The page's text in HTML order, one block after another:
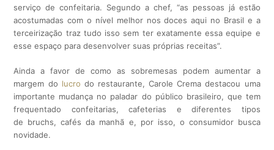
serviço de confeitaria. Segundo a chef, “as pessoas já estão
acostumadas com o nível melhor nos doces aqui no Brasil e a
terceirização traz tudo isso sem ter exatamente essa equipe e
esse espaço para desenvolver suas próprias receitas”.
Ainda a favor de como as sobremesas podem aumentar a
margem do lucro do restaurante, Carole Crema destacou uma
importante mudança no paladar do público brasileiro, que tem
frequentado confeitarias, cafeterias e diferentes tipos
de bruchs, cafés da manhã e, por isso, o consumidor busca
novidade.